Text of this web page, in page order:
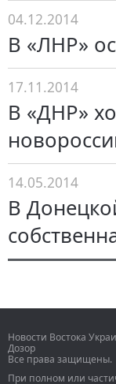
04.12.2014
В «ЛНР»
17.11.2014
В «ДНР»
14.05.2014
В
Новости Востока
Дозор
Все права защищены.
При полном или